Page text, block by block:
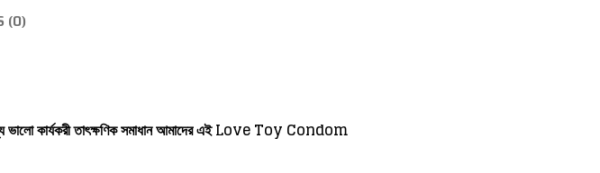
(0)
জন্য ভালো কার্যকরী তাৎক্ষণিক সমাধান আমাদের এই Love Toy Condom